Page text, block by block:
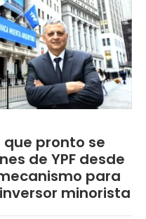
pronto se
de YPF desde
para
minorista